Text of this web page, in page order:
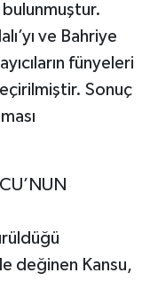
ve Bahriye
fünyeleri
Sonuç
değinen Kansu,